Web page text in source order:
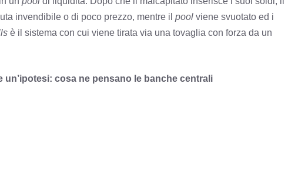
invendibile o di poco prezzo, mentre il pool viene svuotato ed i
è il sistema con cui viene tirata via una tovaglia con forza da un
cosa ne pensano le banche centrali